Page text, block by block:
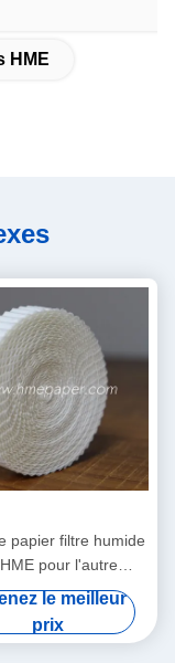
HME
papier filtre humide
pour l'autre
médical
le meilleur
prix